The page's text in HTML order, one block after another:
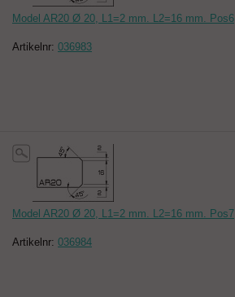
Model AR20 Ø 20, L1=2 mm. L2=16 mm. Pos6
Artikelnr: 036983
Model AR20 Ø 20, L1=2 mm. L2=16 mm. Pos7
Artikelnr: 036984